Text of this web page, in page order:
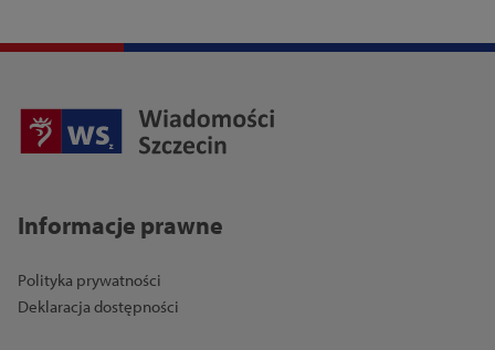
Informacje prawne
Polityka prywatności
Deklaracja dostępności